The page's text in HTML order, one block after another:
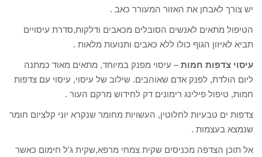
יש צורך לאבחן את האזור המעורר כאב .
הטיפול מתאים לאנשים הסובלים מכאבים ודלקות,סדרת עיסויים
תביא לאיזון הגוף כולו ללא כאבים ותנועות מלאות .
עיסוי צדפות חמות– עיסוי מפנק במיוחד, מתאים מאוד כמתנה
ליום הולדת, לפנק אדם שאוהבים. שילוב של עיסוי, עיסוי עם צדפות
חמות, טיפול פילינג רימונים דק לחידוש מרקם העור .
צדפות ים טבעיות לחלוטין, העשויות מחומר שנקרא יוני קלציום חומר
שנמצא בעצמות .
אל תוכן הצדפה מכניסים שקית צמחי מרפא,שקית ג'ל חימום כאשר